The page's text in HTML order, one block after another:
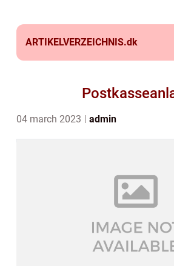
ARTIKELVERZEICHNIS.dk
04 march 2023 admin